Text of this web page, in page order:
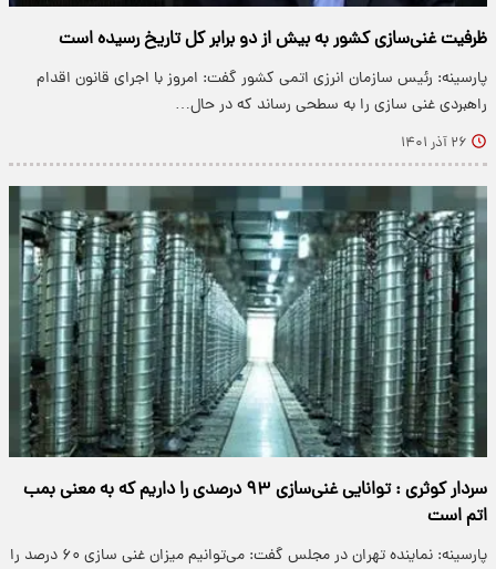
ظرفیت غنی‌سازی کشور به بیش از دو برابر کل تاریخ رسیده است
پارسینه: رئیس سازمان انرزی اتمی کشور گفت: امروز با اجرای قانون اقدام
راهبردی غنی سازی را به سطحی رساند که در حال…
۲۶ آذر ۱۴۰۱
سردار کوثری : توانایی غنی‌سازی ۹۳ درصدی را داریم که به معنی بمب
اتم است
پارسینه: نماینده تهران در مجلس گفت: می‌توانیم میزان غنی سازی ۶۰ درصد را